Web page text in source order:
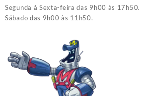
Segunda à Sexta-feira das 9h00 às 17h50.
Sábado das 9h00 às 11h50.